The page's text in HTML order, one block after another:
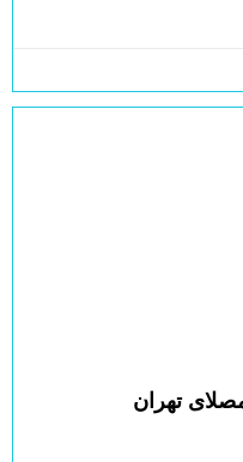
تهران